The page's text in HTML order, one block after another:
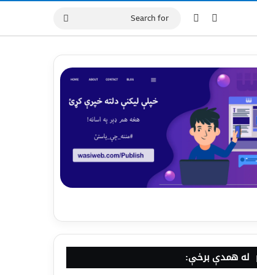
له همدې برخې: